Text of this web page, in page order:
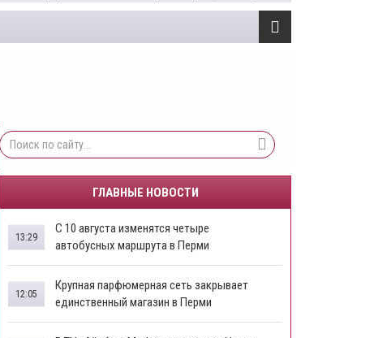
ГЛАВНЫЕ НОВОСТИ
​С 10 августа изменятся четыре
автобусных маршрута в Перми
13:29
​Крупная парфюмерная сеть закрывает
единственный магазин в Перми
12:05